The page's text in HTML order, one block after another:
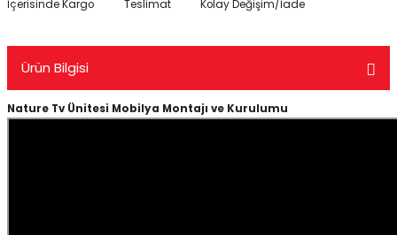
İçerisinde Kargo
Teslimat
Kolay Değişim/İade
Ürün Bilgisi
Nature Tv Ünitesi Mobilya Montajı ve Kurulumu